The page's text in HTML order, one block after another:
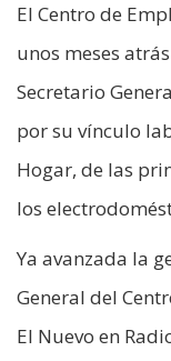
El Centro de
unos meses
Secretario
por su vínculo
Hogar, de las
los
Ya avanzada la
General del
El Nuevo en